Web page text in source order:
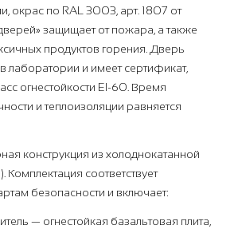
окрас по RAL 3003, арт. 1807 от
защищает от пожара, а также
продуктов горения. Дверь
лаборатории и имеет сертификат,
огнестойкости EI-60. Время
и теплоизоляции равняется
конструкция из холоднокатанной
Комплектация соответствует
безопасности и включает:
— огнестойкая базальтовая плита,